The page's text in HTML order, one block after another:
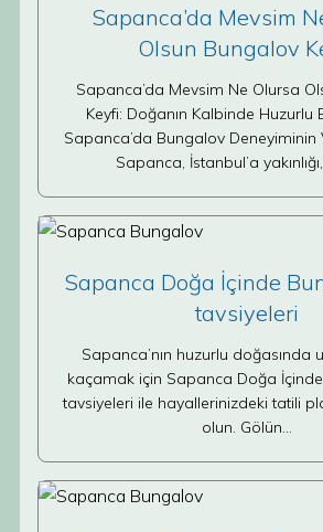
Sapanca’da Mevsim
Olsun Bungalov
Sapanca’da Mevsim Ne Olursa
Keyfi: Doğanın Kalbinde Huzurlu
Sapanca’da Bungalov Deneyiminin
Sapanca, İstanbul’a
Sapanca Doğa İçinde
tavsiyeleri
Sapanca’nın huzurlu doğasında
kaçamak için Sapanca Doğa
tavsiyeleri ile hayallerinizdeki tatili
olun. Gölün…